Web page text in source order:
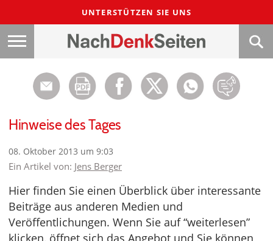
UNTERSTÜTZEN SIE UNS
Hinweise des Tages
08. Oktober 2013 um 9:03
Ein Artikel von: Jens Berger
Hier finden Sie einen Überblick über interessante
Beiträge aus anderen Medien und
Veröffentlichungen. Wenn Sie auf “weiterlesen”
klicken, öffnet sich das Angebot und Sie können